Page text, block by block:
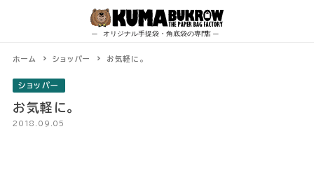
ホーム ショッパー お気軽に。
ショッパー
お気軽に。
2018.09.05